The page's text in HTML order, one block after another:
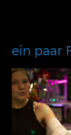
ein paar